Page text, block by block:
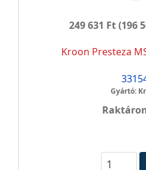
249 631 Ft(196
Kroon Presteza
Gyártó: